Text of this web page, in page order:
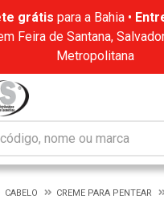
grátis para a Bahia •
Feira de Santana,
Metropolitana
CABELO
CREME PARA PENTEAR